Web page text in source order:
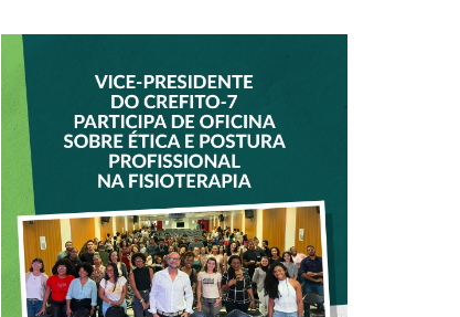
VICE-PRESIDENTE
DO CREFITO-7
PARTICIPA DE
OFICINA SOBRE
ÉTICA E POSTURA
PROFISSIONAL NA
FISIOTERAPIA